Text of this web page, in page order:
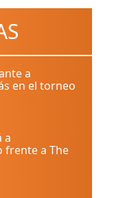
a
en el torneo
a
frente a The